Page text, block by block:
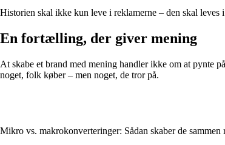
Historien skal ikke kun leve i reklamerne – den skal leves
En fortælling, der giver mening
At skabe et brand med mening handler ikke om at pynte
noget, folk køber – men noget, de tror på.
Mikro vs. makrokonverteringer: Sådan skaber de